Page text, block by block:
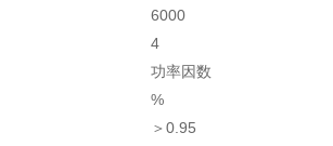
6000
4
功率因数
%
＞0.95